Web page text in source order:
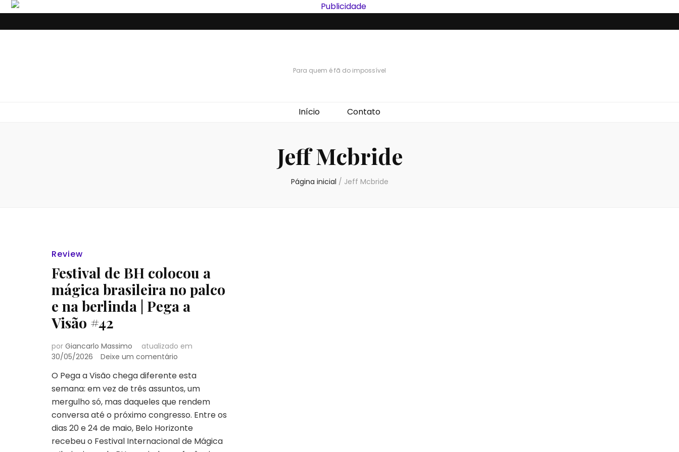
Para quem é fã do impossível
Início Contato
Jeff Mcbride
Página inicial / Jeff Mcbride
Review
Festival de BH colocou a
mágica brasileira no palco
e na berlinda | Pega a
Visão #42
por Giancarlo Massimo
atualizado em
30/05/2026
Deixe um comentário
de
BH
colocou
mágica
brasileira
no
O Pega a Visão chega diferente esta
semana: em vez de três assuntos, um
mergulho só, mas daqueles que rendem
conversa até o próximo congresso. Entre os
dias 20 e 24 de maio, Belo Horizonte
recebeu o Festival Internacional de Mágica